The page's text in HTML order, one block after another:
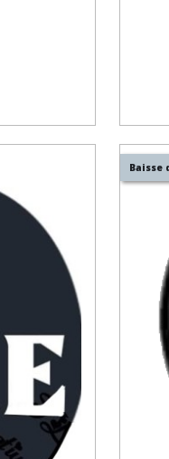
Baisse